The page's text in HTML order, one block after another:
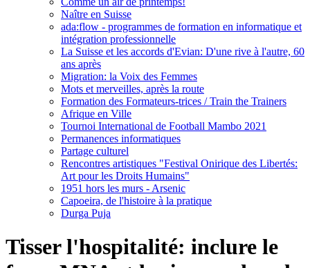
Naître en Suisse
ada:flow - programmes de formation en informatique et
intégration professionnelle
La Suisse et les accords d'Evian: D'une rive à l'autre, 60
ans après
Migration: la Voix des Femmes
Mots et merveilles, après la route
Formation des Formateurs-trices / Train the Trainers
Afrique en Ville
Tournoi International de Football Mambo 2021
Permanences informatiques
Partage culturel
Rencontres artistiques "Festival Onirique des Libertés:
Art pour les Droits Humains"
1951 hors les murs - Arsenic
Capoeira, de l'histoire à la pratique
Durga Puja
Tisser l'hospitalité: inclure le